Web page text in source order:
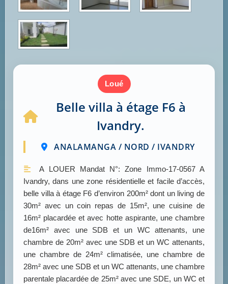
loué
Belle villa à étage F6 à
Ivandry.
ANALAMANGA / NORD / IVANDRY
A LOUER Mandat N°: Zone Immo-17-0567 A
Ivandry, dans une zone résidentielle et facile d’accès,
belle villa à étage F6 d’environ 200m² dont un living de
30m² avec un coin repas de 15m², une cuisine de
16m² placardée et avec hotte aspirante, une chambre
de16m² avec une SDB et un WC attenants, une
chambre de 20m² avec une SDB et un WC attenants,
une chambre de 24m² climatisée, une chambre de
28m² avec une SDB et un WC attenants, une chambre
parentale placardée de 25m² avec une SDE, un WC et